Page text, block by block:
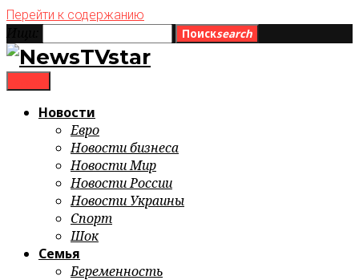
Перейти к содержанию
Поискsearch
Новости
Евро
Новости бизнеса
Новости Мир
Новости России
Новости Украины
Спорт
Шок
Семья
Беременность